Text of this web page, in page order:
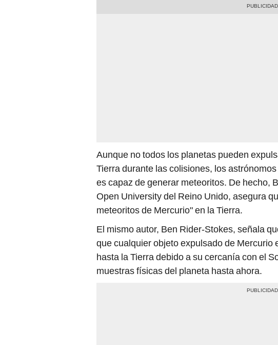
Aunque no todos los planetas pueden
Tierra durante las colisiones, los
es capaz de generar meteoritos. De hecho,
Open University del Reino Unido, asegura
meteoritos de Mercurio" en la Tierra.
El mismo autor, Ben Rider-Stokes, señala
que cualquier objeto expulsado de Mercurio
hasta la Tierra debido a su cercanía con el
muestras físicas del planeta hasta ahora.